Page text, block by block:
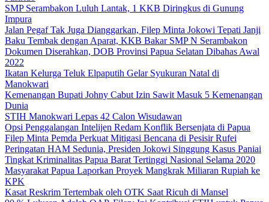
SMP Serambakon Luluh Lantak, 1 KKB Diringkus di Gunung
Impura
Jalan Pegaf Tak Juga Dianggarkan, Filep Minta Jokowi Tepati Janji
Baku Tembak dengan Aparat, KKB Bakar SMP N Serambakon
Dokumen Diserahkan, DOB Provinsi Papua Selatan Dibahas Awal
2022
Ikatan Kelurga Teluk Elpaputih Gelar Syukuran Natal di
Manokwari
Kemenangan Bupati Johny Cabut Izin Sawit Masuk 5 Kemenangan
Dunia
STIH Manokwari Lepas 42 Calon Wisudawan
Opsi Penggalangan Intelijen Redam Konflik Bersenjata di Papua
Filep Minta Pemda Perkuat Mitigasi Bencana di Pesisir Rufei
Peringatan HAM Sedunia, Presiden Jokowi Singgung Kasus Paniai
Tingkat Kriminalitas Papua Barat Tertinggi Nasional Selama 2020
Masyarakat Papua Laporkan Proyek Mangkrak Miliaran Rupiah ke
KPK
Kasat Reskrim Tertembak oleh OTK Saat Ricuh di Mansel